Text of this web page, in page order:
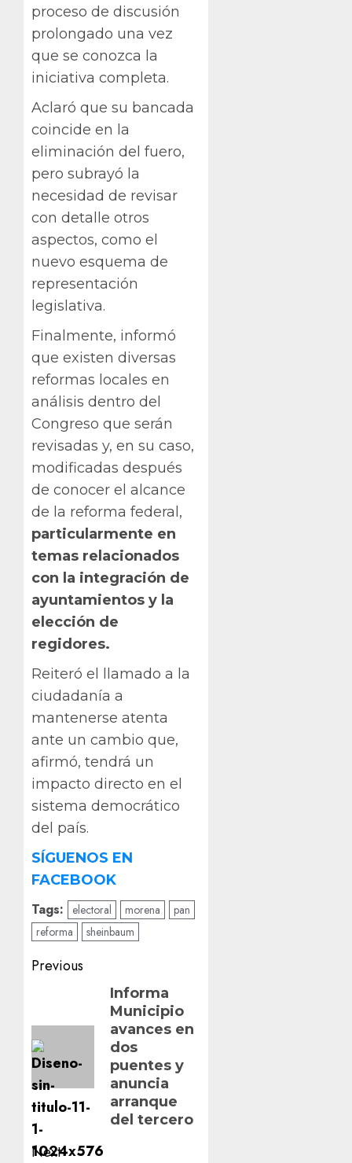
proceso de discusión
prolongado una vez
que se conozca la
iniciativa completa.
Aclaró que su bancada
coincide en la
eliminación del fuero,
pero subrayó la
necesidad de revisar
con detalle otros
aspectos, como el
nuevo esquema de
representación
legislativa.
Finalmente, informó
que existen diversas
reformas locales en
análisis dentro del
Congreso que serán
revisadas y, en su caso,
modificadas después
de conocer el alcance
de la reforma federal,
particularmente en
temas relacionados
con la integración de
ayuntamientos y la
elección de
regidores.
Reiteró el llamado a la
ciudadanía a
mantenerse atenta
ante un cambio que,
afirmó, tendrá un
impacto directo en el
sistema democrático
del país.
SÍGUENOS EN
FACEBOOK
Tags: electoral morena
pan
reforma
sheinbaum
Post
navigation
Previous
Informa
Municipio
avances en
dos
puentes y
anuncia
arranque
del tercero
Next